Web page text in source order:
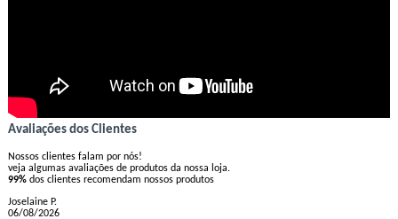
Avaliações dos Clientes
Nossos clientes falam por nós!
veja algumas avaliações de produtos da nossa loja.
99% dos clientes recomendam nossos produtos
Joselaine P.
06/08/2026